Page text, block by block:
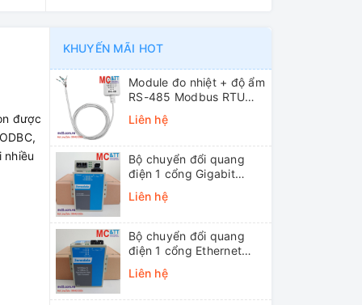
được
nhiều
KHUYẾN MÃI HOT
Module đo nhiệt + độ ẩm
RS-485 Modbus RTU
ICP DAS DL-10 CR
Liên hệ
Bộ chuyển đổi quang
điện 1 cổng Gigabit
Ethernet 3Onedata
MODEL3012-S-SC-
mode, SC, 20KM)
Liên hệ
Bộ chuyển đổi quang
điện 1 cổng Ethernet
3onedata MODEL1100-
S-SC-20KM (Dual fiber,
Liên hệ